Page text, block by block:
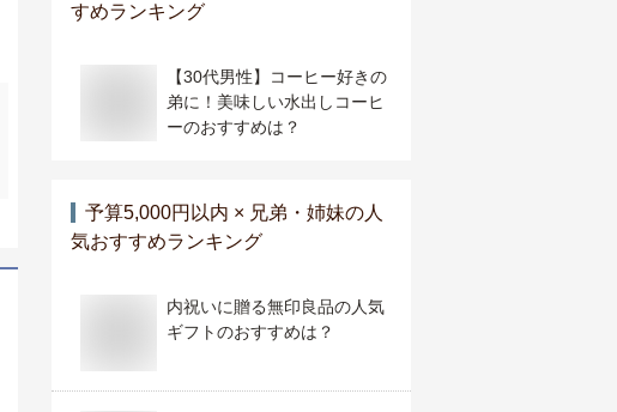
すめランキング
【30代男性】コーヒー好きの
弟に！美味しい水出しコーヒ
ーのおすすめは？
予算5,000円以内 × 兄弟・姉妹の人
気おすすめランキング
内祝いに贈る無印良品の人気
ギフトのおすすめは？